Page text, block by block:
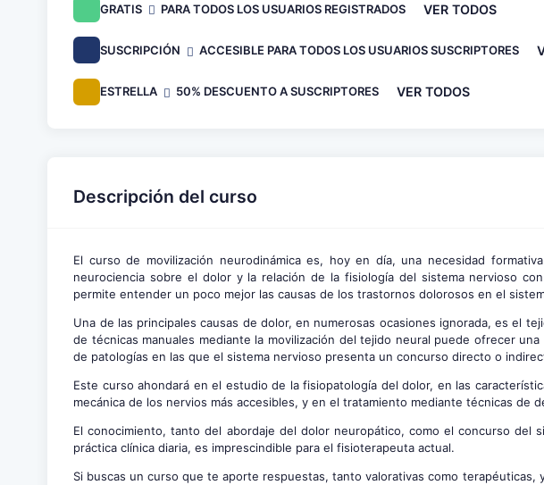
GRATIS PARA TODOS LOS USUARIOS REGISTRADOS VER TODOS
SUSCRIPCIÓN ACCESIBLE PARA TODOS LOS USUARIOS SUSCRIPTORES
ESTRELLA 50% DESCUENTO A SUSCRIPTORES VER TODOS
Descripción del curso
El curso de movilización neurodinámica es, hoy en día, una necesidad
neurociencia sobre el dolor y la relación de la fisiología del sistema nervioso
permite entender un poco mejor las causas de los trastornos dolorosos en el
Una de las principales causas de dolor, en numerosas ocasiones ignorada, es el
de técnicas manuales mediante la movilización del tejido neural puede ofrecer
de patologías en las que el sistema nervioso presenta un concurso directo o
Este curso ahondará en el estudio de la fisiopatología del dolor, en las
mecánica de los nervios más accesibles, y en el tratamiento mediante técnicas de
El conocimiento, tanto del abordaje del dolor neuropático, como el concurso del
práctica clínica diaria, es imprescindible para el fisioterapeuta actual.
Si buscas un curso que te aporte respuestas, tanto valorativas como